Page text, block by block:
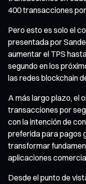
400 transacciones
Pero esto es solo el
presentada por
aumentar el TPS
segundo en los
las redes blockchain
A más largo plazo, el
transacciones por
con la intención de
preferida para pagos
transformar
aplicaciones
Desde el punto de